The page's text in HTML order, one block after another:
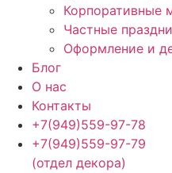
Корпоративные
Частные
Оформление и
Блог
О нас
Контакты
+7(949)559-97-78
+7(949)559-97-79
(отдел декора)